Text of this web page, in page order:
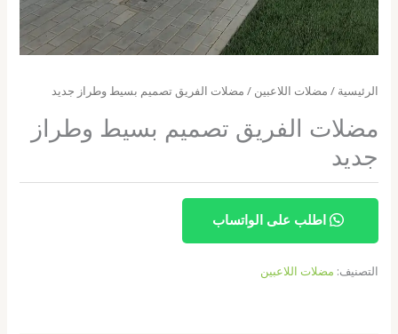
الرئيسية / مضلات اللاعبين / مضلات الفريق تصميم بسيط وطراز جديد
مضلات الفريق تصميم بسيط وطراز
جديد
اطلب على الواتساب
التصنيف: مضلات اللاعبين